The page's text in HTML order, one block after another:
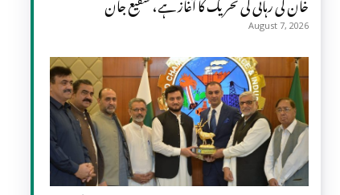
August 7, 2026